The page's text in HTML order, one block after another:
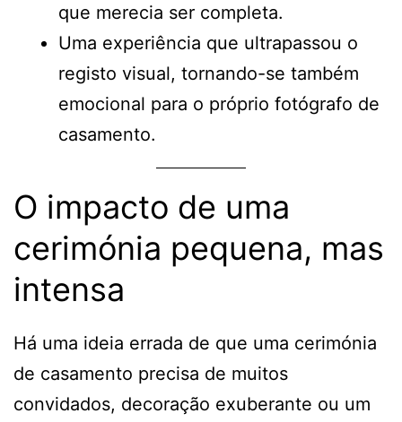
que merecia ser completa.
Uma experiência que ultrapassou o
registo visual, tornando-se também
emocional para o próprio fotógrafo de
casamento.
O impacto de uma
cerimónia pequena, mas
intensa
Há uma ideia errada de que uma cerimónia
de casamento precisa de muitos
convidados, decoração exuberante ou um